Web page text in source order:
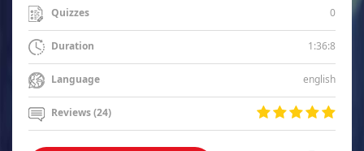
Quizzes 0
Duration 1:36:8
Language english
Reviews (24)